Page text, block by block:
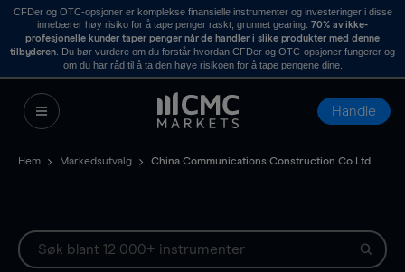
CFDer og OTC-opsjoner er komplekse finansielle instrumenter og investeringer i disse
innebærer høy risiko for å tape penger raskt, grunnet gearing. 70% av ikke-
profesjonelle kunder taper penger når de handler i slike produkter med denne
tilbyderen . Du bør vurdere om du forstår hvordan CFDer og OTC-opsjoner fungerer og
om du har råd til å ta den høye risikoen for å tape pengene dine.
Handle
Hem Markedsutvalg China Communications Construction Co Ltd